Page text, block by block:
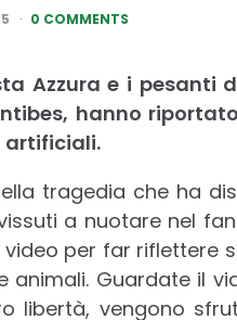
0 COMMENTS
Azzura e i
hanno
artificiali.
tragedia che ha
a nuotare nel
per far riflettere
animali. Guardate il
libertà, vengono